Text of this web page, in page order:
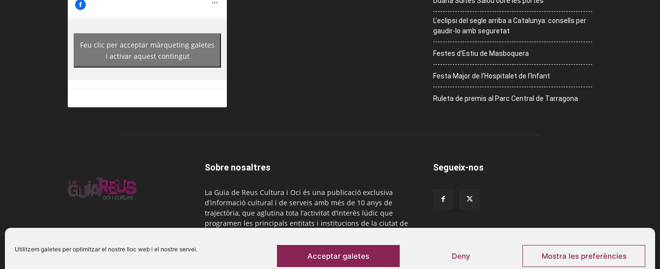
Utilitzem galetes per optimitzar el nostre lloc web i el nostre servei.
Acceptar galetes Deny Mostra les preferències
https://www.facebook.com/guiadereus/
Feu clic per acceptar màrqueting galetes
i activar aquest contingut
L’eclipsi del segle arriba a Catalunya: consells per
gaudir-lo amb seguretat
Festes d’Estiu de Masboquera
Festa Major de l’Hospitalet de l’Infant
Ruleta de premis al Parc Central de Tarragona
Sobre nosaltres
La Guia de Reus Cultura i Oci és una publicació exclusiva
d’informació cultural i de serveis amb més de 10 anys de
trajectòria, que aglutina tota l’activitat d’interès lúdic que
programen les principals entitats i institucions de la ciutat de
comercial@laguiadereus.com
Segueix-nos